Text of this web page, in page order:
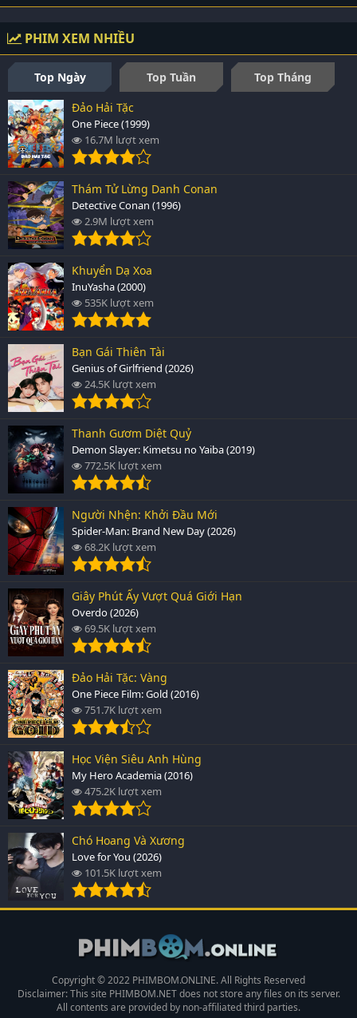
PHIM XEM NHIỀU
Top Ngày Top Tuần
Top Tháng
Đảo Hải Tặc
One Piece (1999)
16.7M lượt xem
Thám Tử Lừng Danh Conan
Detective Conan (1996)
2.9M lượt xem
Khuyển Dạ Xoa
InuYasha (2000)
535K lượt xem
Bạn Gái Thiên Tài
Genius of Girlfriend (2026)
24.5K lượt xem
Thanh Gươm Diệt Quỷ
Demon Slayer: Kimetsu no Yaiba (2019)
772.5K lượt xem
Người Nhện: Khởi Đầu Mới
Spider-Man: Brand New Day (2026)
68.2K lượt xem
Giây Phút Ấy Vượt Quá Giới Hạn
Overdo (2026)
69.5K lượt xem
Đảo Hải Tặc: Vàng
One Piece Film: Gold (2016)
751.7K lượt xem
Học Viện Siêu Anh Hùng
My Hero Academia (2016)
475.2K lượt xem
Chó Hoang Và Xương
Love for You (2026)
101.5K lượt xem
Copyright © 2022 PHIMBOM.ONLINE. All Rights Reserved
Disclaimer: This site PHIMBOM.NETdoes not store any files on its server.
All contents are provided by non-affiliated third parties.